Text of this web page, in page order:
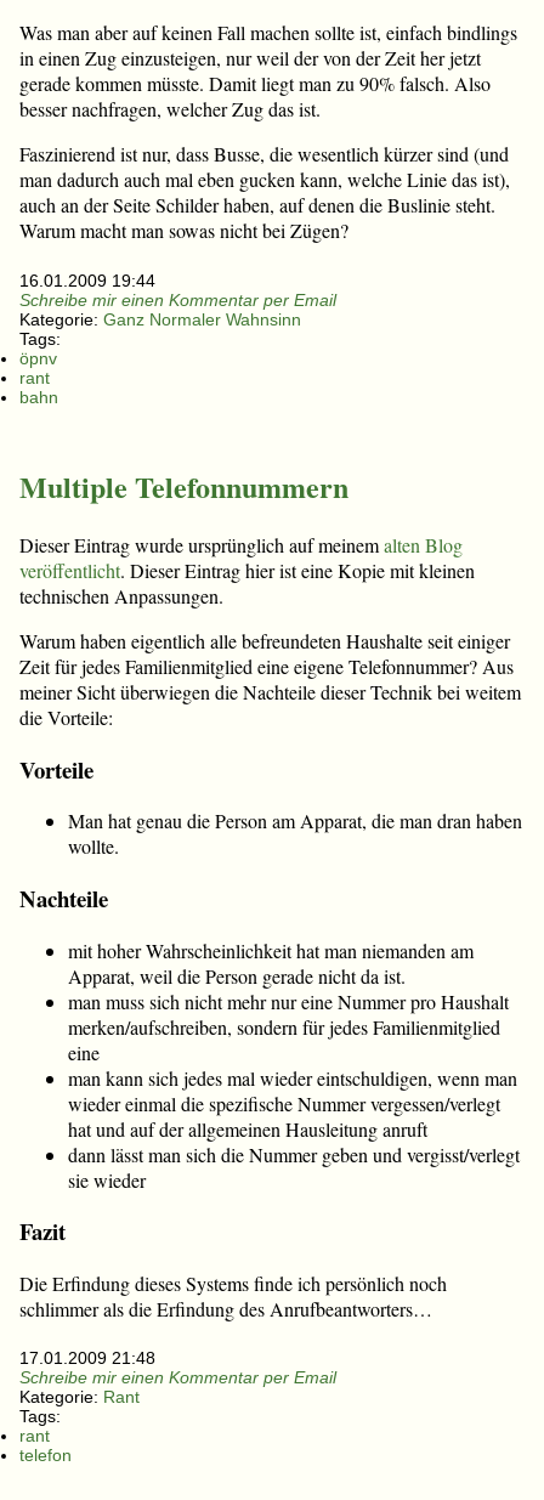
Was man aber auf keinen Fall machen sollte ist, einfach bindlings
in einen Zug einzusteigen, nur weil der von der Zeit her jetzt
gerade kommen müsste. Damit liegt man zu 90% falsch. Also
besser nachfragen, welcher Zug das ist.
Faszinierend ist nur, dass Busse, die wesentlich kürzer sind (und
man dadurch auch mal eben gucken kann, welche Linie das ist),
auch an der Seite Schilder haben, auf denen die Buslinie steht.
Warum macht man sowas nicht bei Zügen?
16.01.2009 19:44
Schreibe mir einen Kommentar per Email
Kategorie: Ganz Normaler Wahnsinn
Tags:
öpnv
rant
bahn
Multiple Telefonnummern
Dieser Eintrag wurde ursprünglich auf meinemalten Blog
veröffentlicht. Dieser Eintrag hier ist eine Kopie mit kleinen
technischen Anpassungen.
Warum haben eigentlich alle befreundeten Haushalte seit einiger
Zeit für jedes Familienmitglied eine eigene Telefonnummer? Aus
meiner Sicht überwiegen die Nachteile dieser Technik bei weitem
die Vorteile:
Vorteile
Man hat genau die Person am Apparat, die man dran haben
wollte.
Nachteile
mit hoher Wahrscheinlichkeit hat man niemanden am
Apparat, weil die Person gerade nicht da ist.
man muss sich nicht mehr nur eine Nummer pro Haushalt
merken/aufschreiben, sondern für jedes Familienmitglied
eine
man kann sich jedes mal wieder eintschuldigen, wenn man
wieder einmal die spezifische Nummer vergessen/verlegt
hat und auf der allgemeinen Hausleitung anruft
dann lässt man sich die Nummer geben und vergisst/verlegt
sie wieder
Fazit
Die Erfindung dieses Systems finde ich persönlich noch
schlimmer als die Erfindung des Anrufbeantworters…
17.01.2009 21:48
Schreibe mir einen Kommentar per Email
Kategorie: Rant
Tags:
rant
telefon